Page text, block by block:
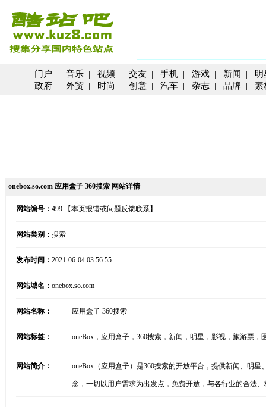
门户 | 音乐 | 视频 | 交友 | 手机 | 游戏 | 新闻 | 明
政府 | 外贸 | 时尚 | 创意 | 汽车 | 杂志 | 品牌 | 素
onebox.so.com 应用盒子 360搜索 网站详情
网站编号： 499 【本页报错或问题反馈联系】
网站类别： 搜索
发布时间： 2021-06-04 03:56:55
网站域名： onebox.so.com
网站名称： 应用盒子 360搜索
网站标签： oneBox，应用盒子，360搜索，新闻，明星，影视，旅游票，
网站简介： oneBox（应用盒子）是360搜索的开放平台，提供新闻、明
念，一切以用户需求为出发点，免费开放，与各行业的合法